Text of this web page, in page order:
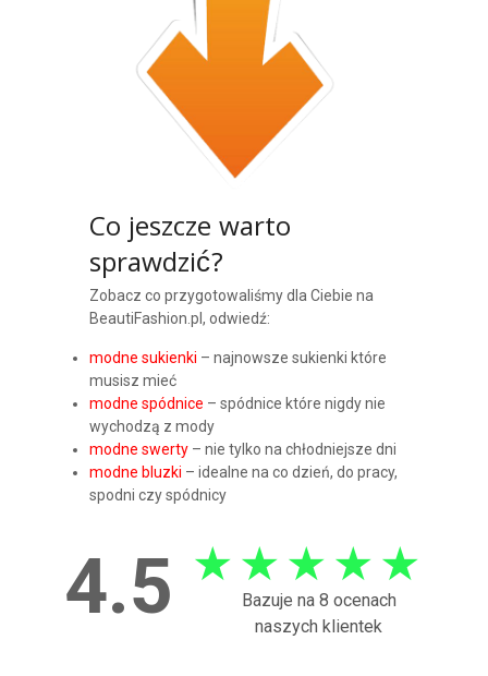
Co jeszcze warto
sprawdzić?
Zobacz co przygotowaliśmy dla Ciebie na
BeautiFashion.pl, odwiedź:
modne sukienki – najnowsze sukienki które
musisz mieć
modne spódnice – spódnice które nigdy nie
wychodzą z mody
modne swerty– nie tylko na chłodniejsze dni
modne bluzki – idealne na co dzień, do pracy,
spodni czy spódnicy
4.5 ★ ★ ★ ★ ★
Bazuje na 8 ocenach
naszych klientek